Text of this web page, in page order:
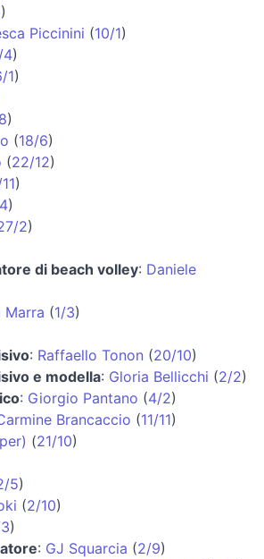
)
Piccinini (10/1)
4)
1)
)
(18/6)
(22/12)
)
)
2)
di beach volley: Daniele
Marra (1/3)
: Raffaello Tonon (20/10)
e modella: Gloria Bellicchi (2/2)
: Giorgio Pantano (4/2)
Brancaccio (11/11)
(21/10)
5)
(2/10)
)
: GJ Squarcia (2/9)